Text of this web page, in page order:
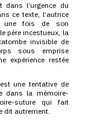
l’urgence du
ce texte, l’autrice
une fois de son
père incestueux, la
invisible de
sous emprise
expérience restée
une tentative de
dans la mémoire-
suture qui fait
dit autrement.